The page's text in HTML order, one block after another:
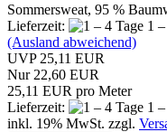
Sommersweat, 95 %
Lieferzeit:
1
(Ausland abweichend)
UVP 25,11 EUR
Nur 22,60 EUR
25,11 EUR pro Meter
Lieferzeit:
1
inkl. 19% MwSt. zzgl.